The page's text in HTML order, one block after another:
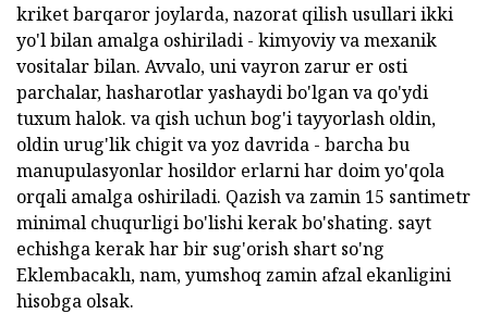
kriket barqaror joylarda, nazorat qilish usullari ikki
yo'l bilan amalga oshiriladi - kimyoviy va mexanik
vositalar bilan. Avvalo, uni vayron zarur er osti
parchalar, hasharotlar yashaydi bo'lgan va qo'ydi
tuxum halok. va qish uchun bog'i tayyorlash oldin,
oldin urug'lik chigit va yoz davrida - barcha bu
manupulasyonlar hosildor erlarni har doim yo'qola
orqali amalga oshiriladi. Qazish va zamin 15 santimetr
minimal chuqurligi bo'lishi kerak bo'shating. sayt
echishga kerak har bir sug'orish shart so'ng
Eklembacaklı, nam, yumshoq zamin afzal ekanligini
hisobga olsak.